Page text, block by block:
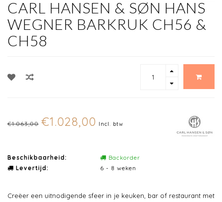
CARL HANSEN & SØN HANS
WEGNER BARKRUK CH56 &
CH58
€1.063,00 €1.028,00 Incl. btw
Beschikbaarheid:
Backorder
Levertijd:
6 - 8 weken
Creëer een uitnodigende sfeer in je keuken, bar of restaurant met